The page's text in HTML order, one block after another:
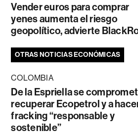
Vender euros para comprar
yenes aumenta el riesgo
geopolítico, advierte
OTRAS NOTICIAS ECONÓMICAS
COLOMBIA
De la Espriella se
recuperar Ecopetrol y a
fracking “responsable y
sostenible”